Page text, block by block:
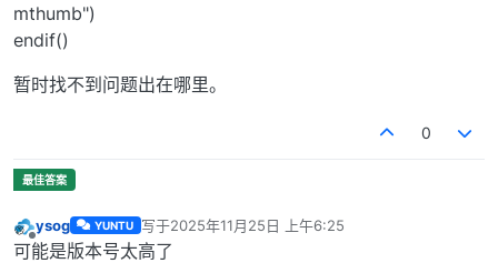
mthumb")
endif()
暂时找不到问题出在哪里。
0
离线
ysog YUNTU 写于2025年11月25日 上午6:25
最后由 编辑
可能是版本号太高了